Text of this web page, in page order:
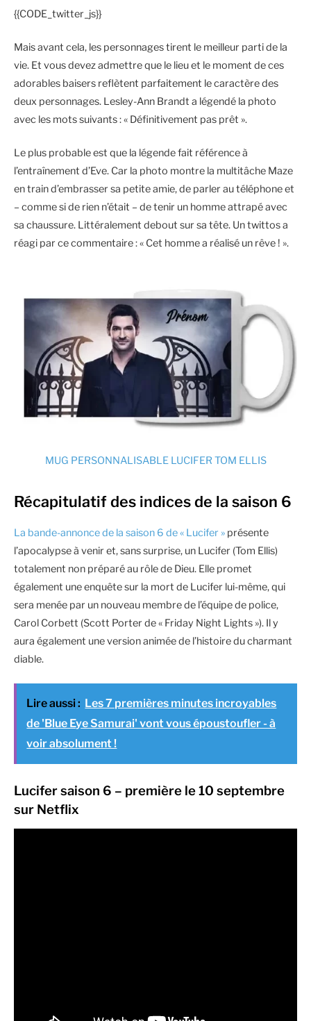
{{CODE_twitter_js}}
Mais avant cela, les personnages tirent le meilleur parti de la
vie. Et vous devez admettre que le lieu et le moment de ces
adorables baisers reflètent parfaitement le caractère des
deux personnages. Lesley-Ann Brandt a légendé la photo
avec les mots suivants : « Définitivement pas prêt ».
Le plus probable est que la légende fait référence à
l’entraînement d’Eve. Car la photo montre la multitâche Maze
en train d’embrasser sa petite amie, de parler au téléphone et
– comme si de rien n’était – de tenir un homme attrapé avec
sa chaussure. Littéralement debout sur sa tête. Un twittos a
réagi par ce commentaire : « Cet homme a réalisé un rêve ! ».
MUG PERSONNALISABLE LUCIFER TOM ELLIS
Récapitulatif des indices de la saison 6
La bande-annonce de la saison 6 de « Lucifer » présente
l’apocalypse à venir et, sans surprise, un Lucifer (Tom Ellis)
totalement non préparé au rôle de Dieu. Elle promet
également une enquête sur la mort de Lucifer lui-même, qui
sera menée par un nouveau membre de l’équipe de police,
Carol Corbett (Scott Porter de « Friday Night Lights »). Il y
aura également une version animée de l’histoire du charmant
diable.
Lire aussi : Les 7 premières minutes incroyables
de 'Blue Eye Samurai' vont vous époustoufler - à
voir absolument !
Lucifer saison 6 – première le 10 septembre
sur Netflix